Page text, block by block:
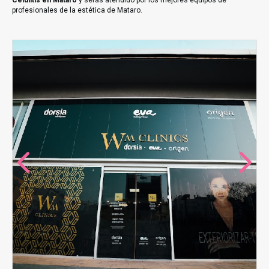
profesionales de la estética de Mataro.